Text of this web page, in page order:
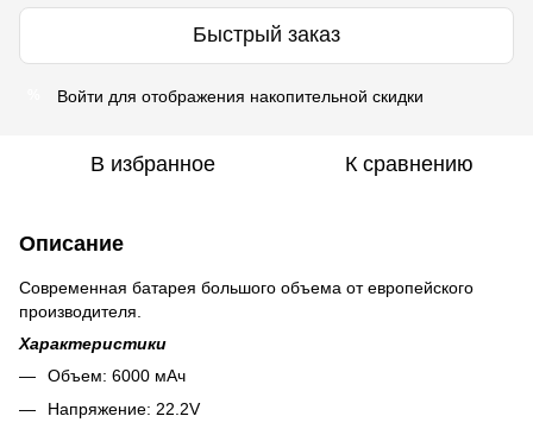
Быстрый заказ
Войти для отображения накопительной скидки
В избранное К сравнению
Описание
Современная батарея большого объема от европейского
производителя.
Характеристики
Объем: 6000 мАч
Напряжение: 22.2V